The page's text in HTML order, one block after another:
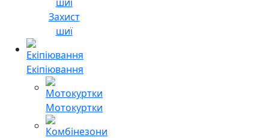
Захист
шиї
Екіпіювання
Мотокуртки